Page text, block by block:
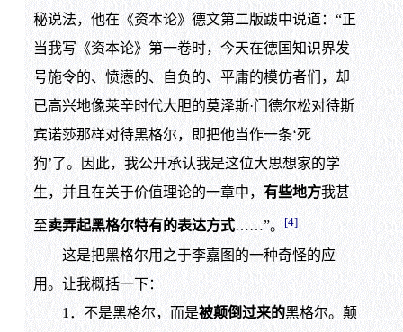
秘说法，他在《资本论》德文第二版跋中说道：“正
当我写《资本论》第一卷时，今天在德国知识界发
号施令的、愤懑的、自负的、平庸的模仿者们，却
已高兴地像莱辛时代大胆的莫泽斯·门德尔松对待斯
宾诺莎那样对待黑格尔，即把他当作一条‘死
狗’了。因此，我公开承认我是这位大思想家的学
生，并且在关于价值理论的一章中， 有些地方我甚
至卖弄起黑格尔特有的表达方式……”。 [4]
这是把黑格尔用之于李嘉图的一种奇怪的应
用。让我概括一下：
1．不是黑格尔，而是被颠倒过来的黑格尔。颠